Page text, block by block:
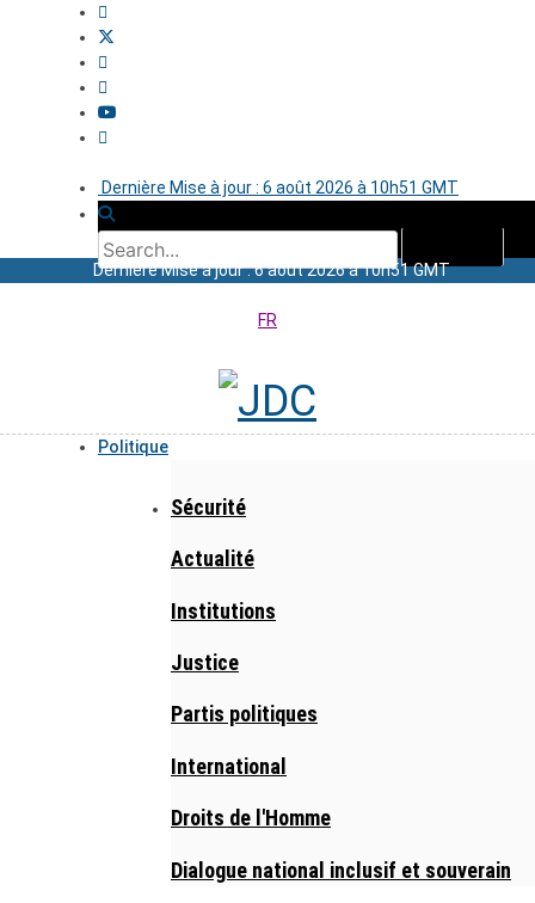
Dernière Mise à jour : 6 août 2026 à 10h51 GMT
Dernière Mise à jour : 6 août 2026 à 10h51 GMT
FR
Politique
Sécurité
Actualité
Institutions
Justice
Partis politiques
International
Droits de l'Homme
Dialogue national inclusif et souverain